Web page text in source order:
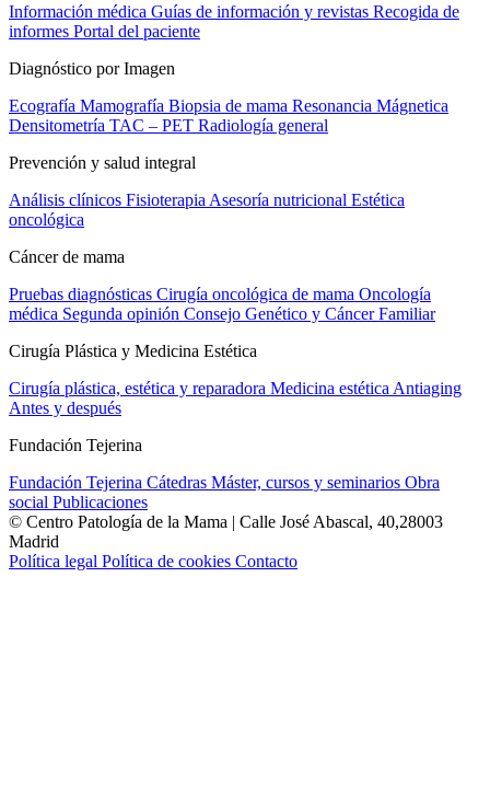
Información médica Guías de información y revistas Recogida de
informes Portal del paciente
Diagnóstico por Imagen
Ecografía Mamografía Biopsia de mama Resonancia Mágnetica
Densitometría TAC – PET Radiología general
Prevención y salud integral
Análisis clínicos Fisioterapia Asesoría nutricional Estética
oncológica
Cáncer de mama
Pruebas diagnósticas Cirugía oncológica de mama Oncología
médica Segunda opinión Consejo Genético y Cáncer Familiar
Cirugía Plástica y Medicina Estética
Cirugía plástica, estética y reparadora Medicina estética Antiaging
Antes y después
Fundación Tejerina
Fundación Tejerina Cátedras Máster, cursos y seminarios Obra
social Publicaciones
© Centro Patología de la Mama | Calle José Abascal, 40,28003
Madrid
Política legal Política de cookies Contacto